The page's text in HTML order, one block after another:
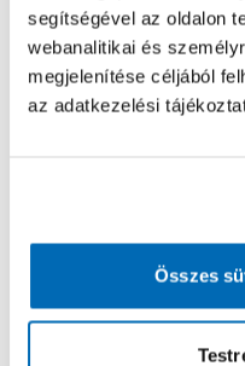
segítségével az oldalon
webanalitikai és
megjelenítése céljából
az adatkezelési
Összes